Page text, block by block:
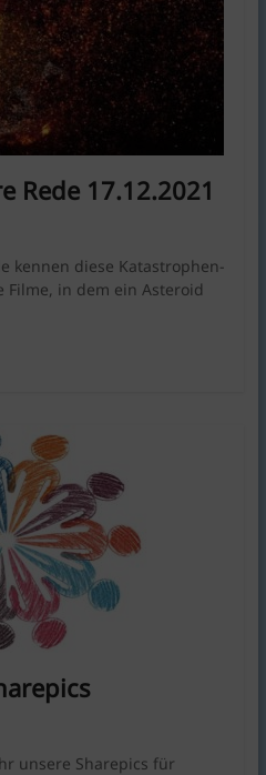
Rede 17.12.2021
kennen diese Katastrophen-
Filme, in dem ein Asteroid
unsere Sharepics für